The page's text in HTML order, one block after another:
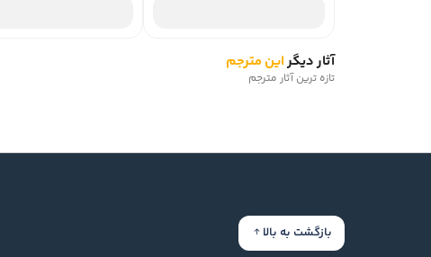
آثار دیگراین مترجم
تازه ترین آثار مترجم
بازگشت به بالا